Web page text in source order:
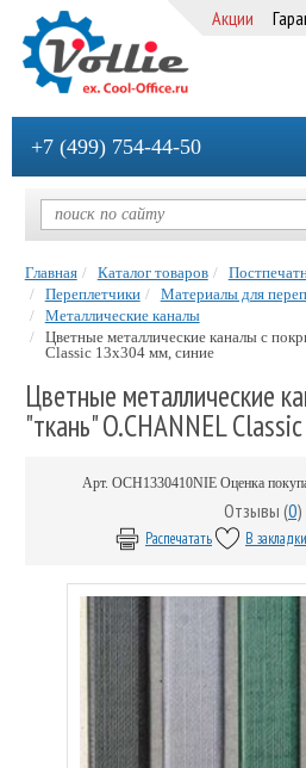
Акции
+7 (499) 754-44-50
Главная Каталог товаров
Переплетчики
Материалы для
Металлические каналы
Цветные металлические каналы с
Classic 13х304 мм, синие
Цветные металлические
"ткань" O.CHANNEL
Арт. OCH1330410NIE Оценка
Отзывы (0)
Распечатать В закладки